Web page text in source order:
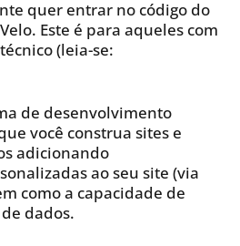
quer entrar no código do
Este é para aqueles com
(leia-se:
de desenvolvimento
você construa sites e
adicionando
ao seu site (via
como a capacidade de
dados.